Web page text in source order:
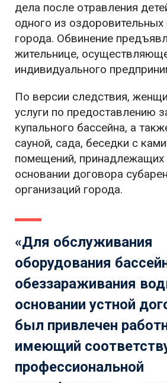
дела после отравления
одного из оздоровительных
города. Обвинение
жительнице,
индивидуального
По версии следствия,
услуги по предоставлению
купального бассейна, а
сауной, сада, беседки с
помещений, принадлежащих
основании договора
организаций города.
«Для обслуживания
оборудования
обеззараживания
основании устной
был привлечен
имеющий
профессиональной